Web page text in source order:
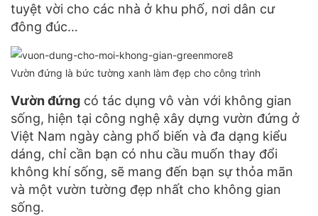
tuyệt vời cho các nhà ở khu phố, nơi dân cư
đông đúc…
Vườn đứng là bức tường xanh làm đẹp cho công trình
Vườn đứng có tác dụng vô vàn với không gian
sống, hiện tại công nghệ xây dựng vườn đứng ở
Việt Nam ngày càng phổ biến và đa dạng kiểu
dáng, chỉ cần bạn có nhu cầu muốn thay đổi
không khí sống, sẽ mang đến bạn sự thỏa mãn
và một vườn tường đẹp nhất cho không gian
sống.